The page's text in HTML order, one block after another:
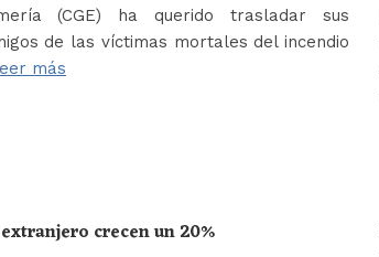
(CGE) ha querido trasladar sus
de las víctimas mortales del incendio
más
crecen un 20%